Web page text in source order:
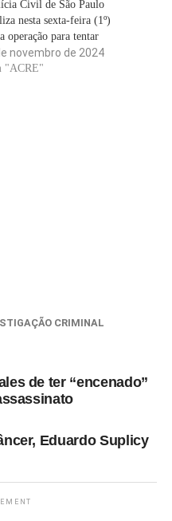
Civil de São Paulo
nesta sexta-feira (1º)
operação para tentar
os integrantes da
organizada Mancha
novembro de 2024
"ACRE"
CRIMINAL
de ter “encenado”
Eduardo Suplicy